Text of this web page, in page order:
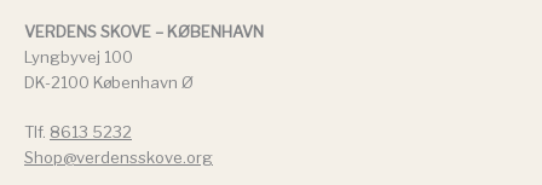
VERDENS SKOVE – KØBENHAVN
Lyngbyvej 100
DK-2100 København Ø
Tlf. 8613 5232
Shop@verdensskove.org